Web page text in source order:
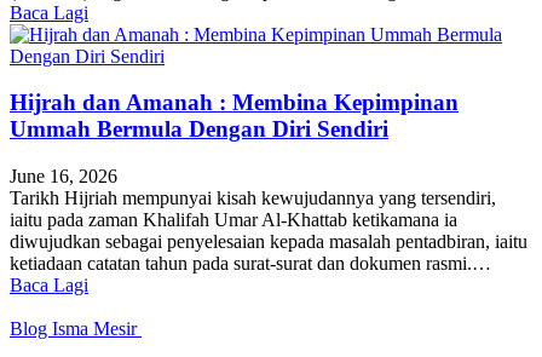
Baca Lagi
Hijrah dan Amanah : Membina Kepimpinan
Ummah Bermula Dengan Diri Sendiri
June 16, 2026
Tarikh Hijriah mempunyai kisah kewujudannya yang tersendiri,
iaitu pada zaman Khalifah Umar Al-Khattab ketikamana ia
diwujudkan sebagai penyelesaian kepada masalah pentadbiran, iaitu
ketiadaan catatan tahun pada surat-surat dan dokumen rasmi.…
Baca Lagi
Blog Isma Mesir